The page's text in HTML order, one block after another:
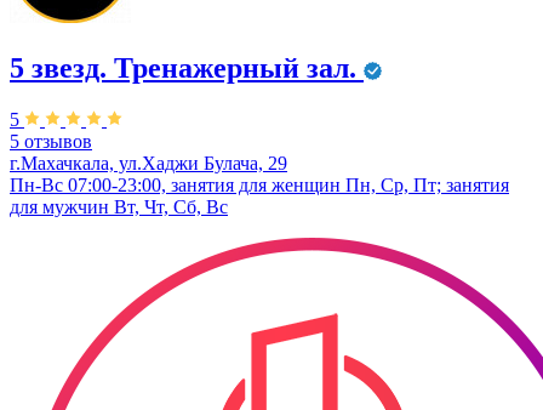
5 звезд. Тренажерный зал.
5
5 отзывов
г.Махачкала, ул.Хаджи Булача, 29
Пн-Вс 07:00-23:00, занятия для женщин Пн, Ср, Пт; занятия
для мужчин Вт, Чт, Сб, Вс